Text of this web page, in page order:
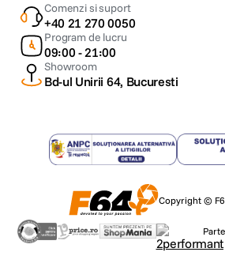
Comenzi si suport
+40 21 270 0050
Program de lucru
09:00 - 21:00
Showroom
Bd-ul Unirii 64, Bucuresti
Copyright ©